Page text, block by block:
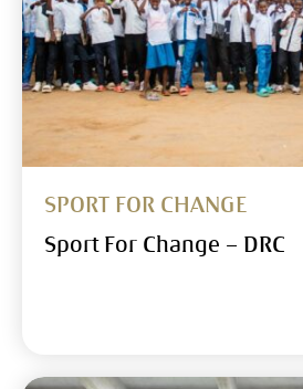
SPORT FOR CHANGE
Sport For Change – DRC